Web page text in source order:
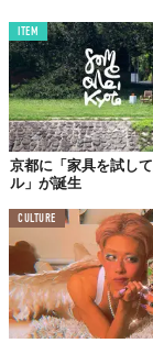
この曲
ITEM
京都に「家具を試し
ル」が誕生
CULTURE